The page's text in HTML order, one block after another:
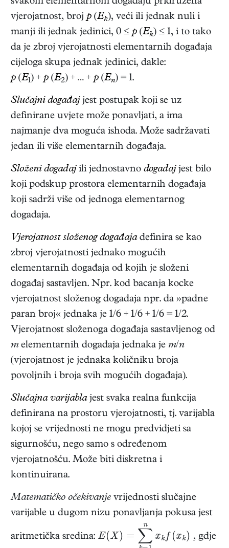
vjerojatnost, brojp (Ek), veći ili jednak nuli i
manji ili jednak jedinici, 0 ≤p (Ek) ≤ 1, i to tako
da je zbroj vjerojatnosti elementarnih događaja
cijeloga skupa jednak jedinici, dakle:
p (E1) +p (E2) + … +p (En) = 1.
Slučajni događaj jest postupak koji se uz
definirane uvjete može ponavljati, a ima
najmanje dva moguća ishoda. Može sadržavati
jedan ili više elementarnih događaja.
Složeni događaj ili jednostavno događaj jest bilo
koji podskup prostora elementarnih događaja
koji sadrži više od jednoga elementarnog
događaja.
Vjerojatnost složenog događajadefinira se kao
zbroj vjerojatnosti jednako mogućih
elementarnih događaja od kojih je složeni
događaj sastavljen. Npr. kod bacanja kocke
vjerojatnost složenog događaja npr. da »padne
paran broj« jednaka je 1/6 + 1/6 + 1/6 = 1/2.
Vjerojatnost složenoga događaja sastavljenog od
melementarnih događaja jednaka je m/n
(vjerojatnost je jednaka količniku broja
povoljnih i broja svih mogućih događaja).
Slučajna varijablajest svaka realna funkcija
definirana na prostoru vjerojatnosti, tj. varijabla
kojoj se vrijednosti ne mogu predvidjeti sa
sigurnošću, nego samo s određenom
vjerojatnošću. Može biti diskretna i
kontinuirana.
Matematičko očekivanje vrijednosti slučajne
varijable u dugom nizu ponavljanja pokusa jest
aritmetička sredina: E(X)= k=1n x f(xk ) , gdje